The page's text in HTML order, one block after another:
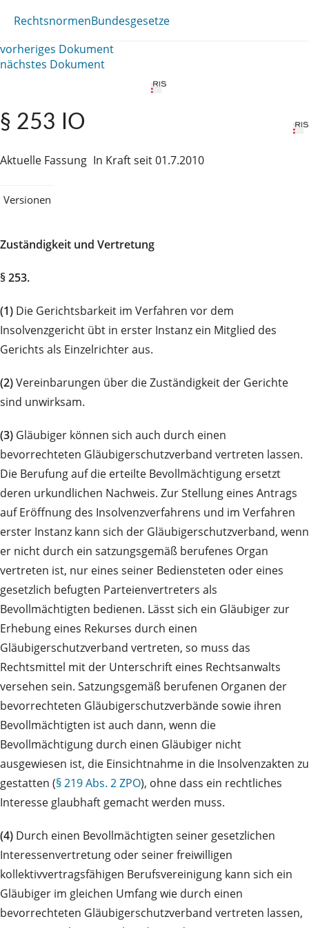
RechtsnormenBundesgesetze
vorheriges Dokument
nächstes Dokument
§ 253 IO
Aktuelle Fassung In Kraft seit 01.7.2010
Versionen
Zuständigkeit und Vertretung
§ 253.
(1) Die Gerichtsbarkeit im Verfahren vor dem
Insolvenzgericht übt in erster Instanz ein Mitglied des
Gerichts als Einzelrichter aus.
(2)Vereinbarungen über die Zuständigkeit der Gerichte
sind unwirksam.
(3) Gläubiger können sich auch durch einen
bevorrechteten Gläubigerschutzverband vertreten lassen.
Die Berufung auf die erteilte Bevollmächtigung ersetzt
deren urkundlichen Nachweis. Zur Stellung eines Antrags
auf Eröffnung des Insolvenzverfahrens und im Verfahren
erster Instanz kann sich der Gläubigerschutzverband, wenn
er nicht durch ein satzungsgemäß berufenes Organ
vertreten ist, nur eines seiner Bediensteten oder eines
gesetzlich befugten Parteienvertreters als
Bevollmächtigten bedienen. Lässt sich ein Gläubiger zur
Erhebung eines Rekurses durch einen
Gläubigerschutzverband vertreten, so muss das
Rechtsmittel mit der Unterschrift eines Rechtsanwalts
versehen sein. Satzungsgemäß berufenen Organen der
bevorrechteten Gläubigerschutzverbände sowie ihren
Bevollmächtigten ist auch dann, wenn die
Bevollmächtigung durch einen Gläubiger nicht
ausgewiesen ist, die Einsichtnahme in die Insolvenzakten zu
gestatten (§ 219 Abs. 2 ZPO), ohne dass ein rechtliches
Interesse glaubhaft gemacht werden muss.
(4) Durch einen Bevollmächtigten seiner gesetzlichen
Interessenvertretung oder seiner freiwilligen
kollektivvertragsfähigen Berufsvereinigung kann sich ein
Gläubiger im gleichen Umfang wie durch einen
bevorrechteten Gläubigerschutzverband vertreten lassen,